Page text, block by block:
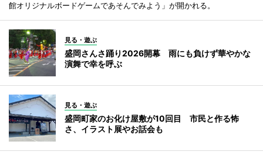
館オリジナルボードゲームであそんでみよう」が開かれる。
見る・遊ぶ
盛岡さんさ踊り2026開幕 雨にも負けず華やかな
演舞で幸を呼ぶ
見る・遊ぶ
盛岡町家のお化け屋敷が10回目 市民と作る怖
さ、イラスト展やお話会も